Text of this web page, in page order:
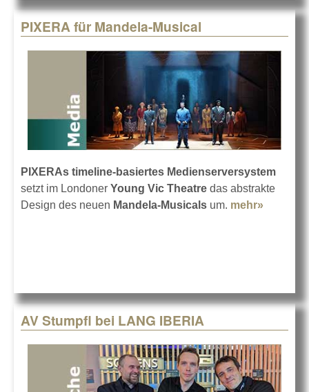
PIXERA für Mandela-Musical
PIXERAs timeline-basiertes Medienserversystem
setzt im Londoner Young Vic Theatre das abstrakte
Design des neuen Mandela-Musicals um. mehr»
AV Stumpfl bei LANG IBERIA